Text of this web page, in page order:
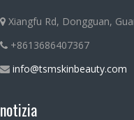
Xiangfu Rd, Dongguan,
+8613686407367
info@tsmskinbeauty.com
notizia